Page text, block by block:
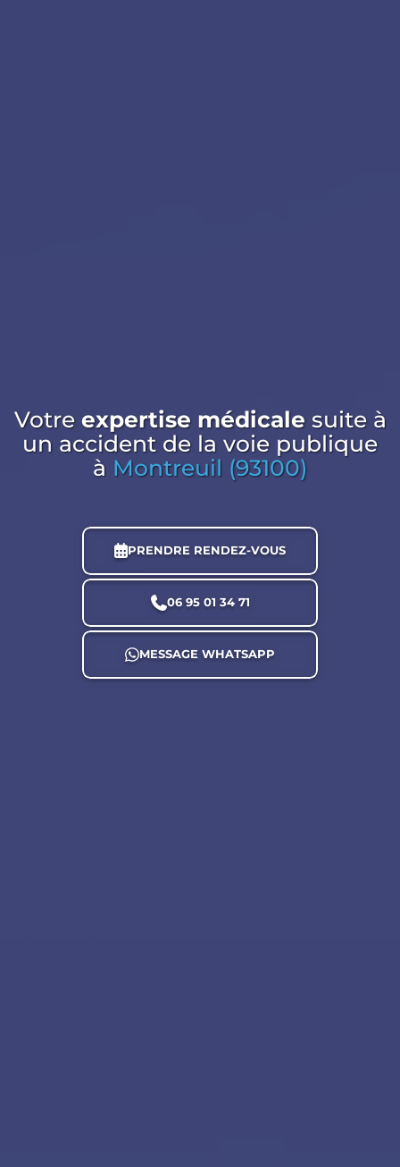
Votre expertise médicale suite à
un accident de la voie publique
à Montreuil (93100)
PRENDRE RENDEZ-VOUS
06 95 01 34 71
MESSAGE WHATSAPP